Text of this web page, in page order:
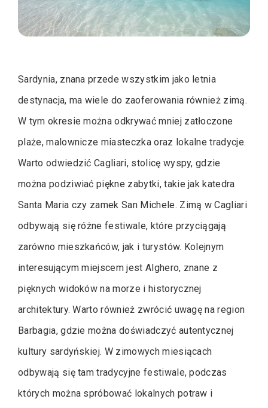
Sardynia, znana przede wszystkim jako letnia
destynacja, ma wiele do zaoferowania również zimą.
W tym okresie można odkrywać mniej zatłoczone
plaże, malownicze miasteczka oraz lokalne tradycje.
Warto odwiedzić Cagliari, stolicę wyspy, gdzie
można podziwiać piękne zabytki, takie jak katedra
Santa Maria czy zamek San Michele. Zimą w Cagliari
odbywają się różne festiwale, które przyciągają
zarówno mieszkańców, jak i turystów. Kolejnym
interesującym miejscem jest Alghero, znane z
pięknych widoków na morze i historycznej
architektury. Warto również zwrócić uwagę na region
Barbagia, gdzie można doświadczyć autentycznej
kultury sardyńskiej. W zimowych miesiącach
odbywają się tam tradycyjne festiwale, podczas
których można spróbować lokalnych potraw i